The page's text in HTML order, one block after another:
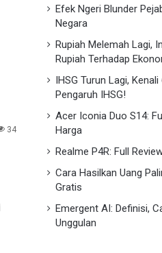
34
Efek Ngeri Blunder
Negara
Rupiah Melemah Lagi,
Rupiah Terhadap
IHSG Turun Lagi,
Pengaruh IHSG!
Acer Iconia Duo S14:
Harga
Realme P4R: Full
Cara Hasilkan Uang
Gratis
Emergent AI: Definisi,
Unggulan